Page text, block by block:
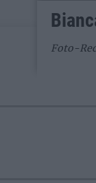
Foto-